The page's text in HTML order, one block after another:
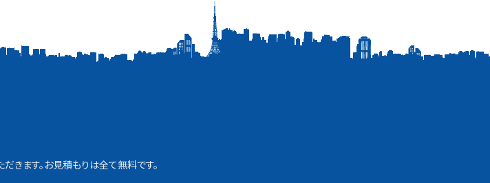
きます。お見積もりは全て無料です。